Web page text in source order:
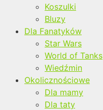
Koszulki
Bluzy
Dla Fanatyków
Star Wars
World of Tanks
Wiedźmin
Okolicznościowe
Dla mamy
Dla taty